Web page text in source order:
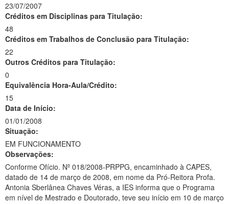
23/07/2007
Créditos em Disciplinas para Titulação:
48
Créditos em Trabalhos de Conclusão para Titulação:
22
Outros Créditos para Titulação:
0
Equivalência Hora-Aula/Crédito:
15
Data de Início:
01/01/2008
Situação:
EM FUNCIONAMENTO
Observações:
Conforme Ofício. Nº 018/2008-PRPPG, encaminhado à CAPES,
datado de 14 de março de 2008, em nome da Pró-Reitora Profa.
Antonia Sberlânea Chaves Véras, a IES informa que o Programa
em nível de Mestrado e Doutorado, teve seu início em 10 de março